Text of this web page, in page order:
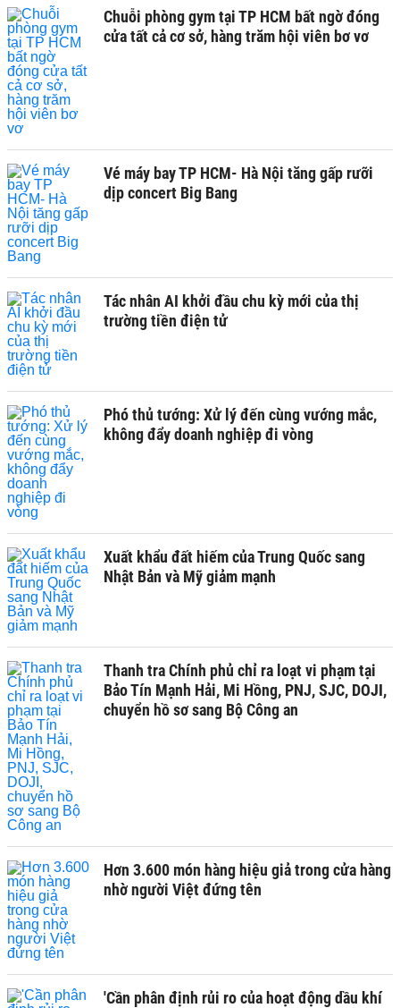
Chuỗi phòng gym tại TP HCM bất ngờ đóng
cửa tất cả cơ sở, hàng trăm hội viên bơ vơ
Vé máy bay TP HCM- Hà Nội tăng gấp rưỡi
dịp concert Big Bang
Tác nhân AI khởi đầu chu kỳ mới của thị
trường tiền điện tử
Phó thủ tướng: Xử lý đến cùng vướng mắc,
không đẩy doanh nghiệp đi vòng
Xuất khẩu đất hiếm của Trung Quốc sang
Nhật Bản và Mỹ giảm mạnh
Thanh tra Chính phủ chỉ ra loạt vi phạm tại
Bảo Tín Mạnh Hải, Mi Hồng, PNJ, SJC, DOJI,
chuyển hồ sơ sang Bộ Công an
Hơn 3.600 món hàng hiệu giả trong cửa hàng
nhờ người Việt đứng tên
'Cần phân định rủi ro của hoạt động dầu khí